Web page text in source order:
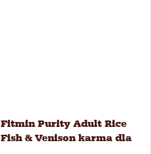
Fitmin Purity Adult Rice
Fish & Venison karma dla